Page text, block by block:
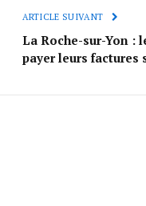
ARTICLE SUIVANT
La Roche-sur-Yon :
payer leurs factures